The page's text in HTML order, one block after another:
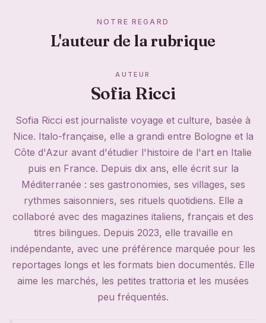
NOTRE REGARD
L'auteur de la rubrique
AUTEUR
Sofia Ricci
Sofia Ricci est journaliste voyage et culture, basée à
Nice. Italo-française, elle a grandi entre Bologne et la
Côte d'Azur avant d'étudier l'histoire de l'art en Italie
puis en France. Depuis dix ans, elle écrit sur la
Méditerranée : ses gastronomies, ses villages, ses
rythmes saisonniers, ses rituels quotidiens. Elle a
collaboré avec des magazines italiens, français et des
titres bilingues. Depuis 2023, elle travaille en
indépendante, avec une préférence marquée pour les
reportages longs et les formats bien documentés. Elle
aime les marchés, les petites trattoria et les musées
peu fréquentés.